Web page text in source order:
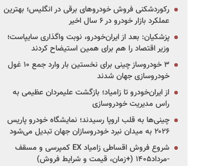
رکوردشکنی فروش خودروهای برقی در انگلیس؛ بهترین
عملکرد بازار خودرو در ۶ سال اخیر
پزشکیان: بعد از ایران‌خودرو، نوبت واگذاری سایپاست؛
وزیر اقتصاد را هم برای همین استیضاح کردند
۳ خودروساز چینی برای نخستین بار وارد جمع ۱۰ غول
خودروسازی جهان شدند
از ایران‌خودرو تا زامیاد؛ بازگشت علیمردان عظیمی به
راس مدیریت خودروسازی
چینی‌ها به قلب اروپا رسیدند؛ نمایشگاه خودرو پاریس
۲۰۲۶ به میدان نبرد خودروسازان جهان تبدیل می‌شود
شروع فروش اقساطی زامیاد EX کمپرسی و مسقف
-مرداد۱۴۰۵ (+زمان، قیمت و شرایط فروش)